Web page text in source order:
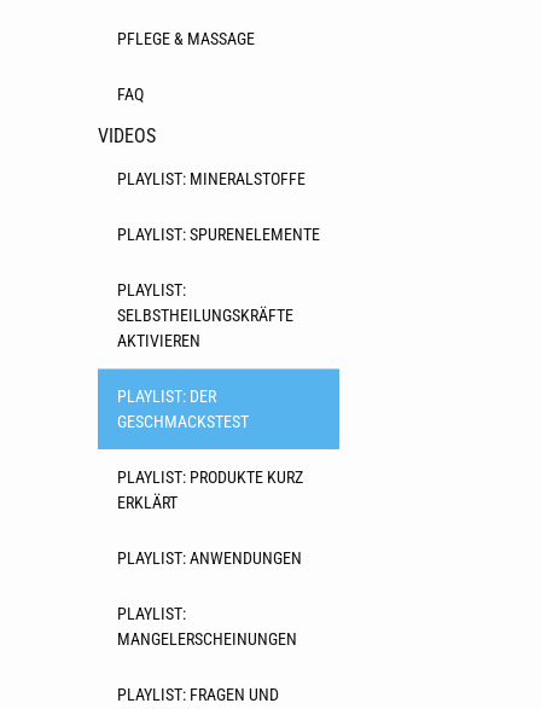
PFLEGE & MASSAGE
FAQ
VIDEOS
PLAYLIST: MINERALSTOFFE
PLAYLIST: SPURENELEMENTE
PLAYLIST:
SELBSTHEILUNGSKRÄFTE
AKTIVIEREN
PLAYLIST: DER
GESCHMACKSTEST
PLAYLIST: PRODUKTE KURZ
ERKLÄRT
PLAYLIST: ANWENDUNGEN
PLAYLIST:
MANGELERSCHEINUNGEN
PLAYLIST: FRAGEN UND